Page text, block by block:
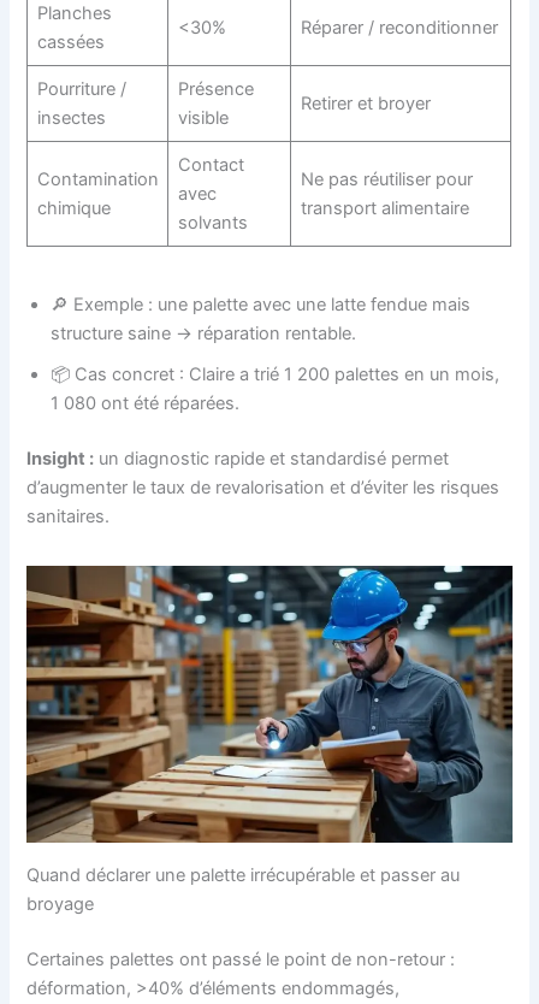
Planches
cassées
<30% Réparer / reconditionner
Pourriture /
insectes
Présence
visible
Retirer et broyer
Contamination
chimique
Contact
avec
solvants
Ne pas réutiliser pour
transport alimentaire
🔎 Exemple : une palette avec une latte fendue mais
structure saine → réparation rentable.
📦 Cas concret : Claire a trié 1 200 palettes en un mois,
1 080 ont été réparées.
Insight : un diagnostic rapide et standardisé permet
d’augmenter le taux de revalorisation et d’éviter les risques
sanitaires.
Quand déclarer une palette irrécupérable et passer au
broyage
Certaines palettes ont passé le point de non-retour :
déformation, >40% d’éléments endommagés,